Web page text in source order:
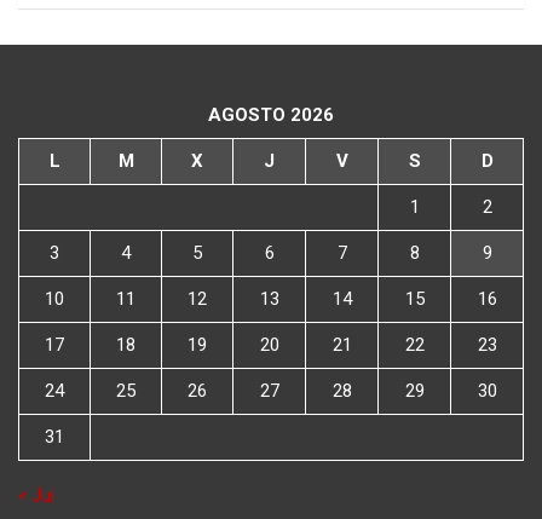
AGOSTO 2026
L M X J V S D
1 2
3 4 5 6 7 8 9
10 11 12 13 14 15 16
17 18 19 20 21 22 23
24 25 26 27 28 29 30
31
« Jul